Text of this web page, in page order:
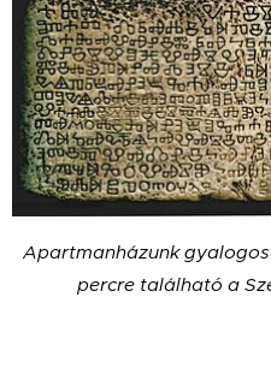
Apartmanházunk
percre található a